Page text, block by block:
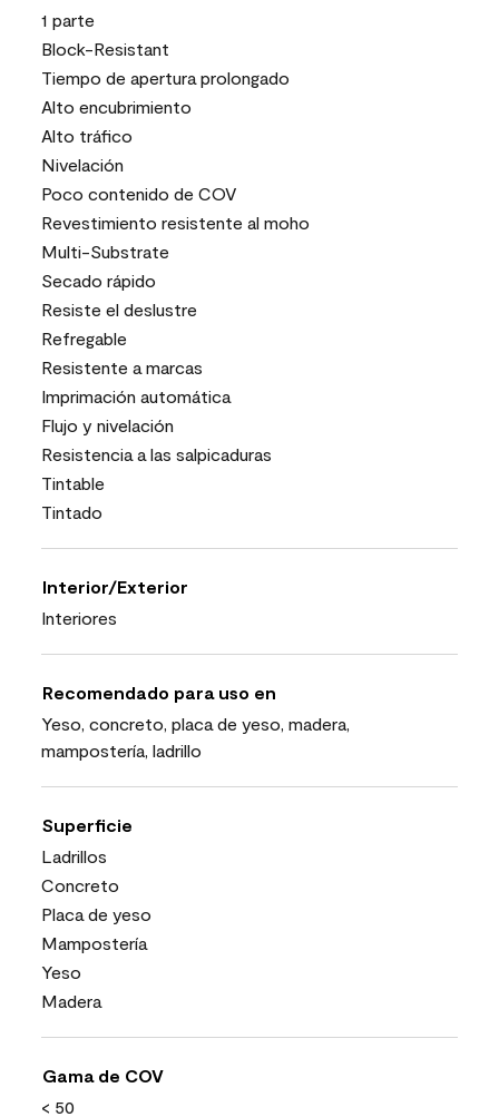
1 parte
Block-Resistant
Tiempo de apertura prolongado
Alto encubrimiento
Alto tráfico
Nivelación
Poco contenido de COV
Revestimiento resistente al moho
Multi-Substrate
Secado rápido
Resiste el deslustre
Refregable
Resistente a marcas
Imprimación automática
Flujo y nivelación
Resistencia a las salpicaduras
Tintable
Tintado
Interior/Exterior
Interiores
Recomendado para uso en
Yeso, concreto, placa de yeso, madera,
mampostería, ladrillo
Superficie
Ladrillos
Concreto
Placa de yeso
Mampostería
Yeso
Madera
Gama de COV
< 50